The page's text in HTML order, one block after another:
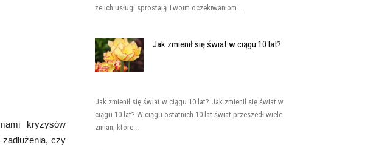
kryzysów
czy
że ich usługi sprostają Twoim oczekiwaniom....
Jak zmienił się świat w ciągu 10 lat?
Jak zmienił się świat w ciągu 10 lat? Jak zmienił się świat w
ciągu 10 lat? W ciągu ostatnich 10 lat świat przeszedł wiele
zmian, które...